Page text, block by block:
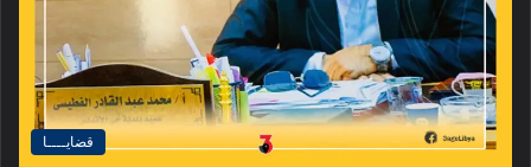
قضايــــا